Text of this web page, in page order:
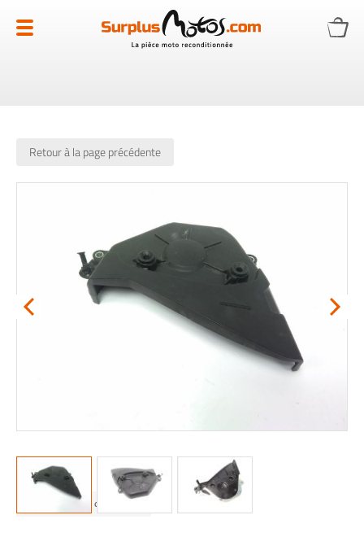
au
contenu
Retour à la page précédente
gallery